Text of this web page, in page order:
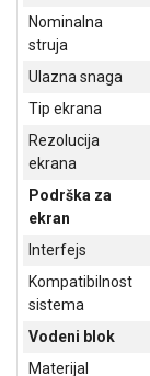
KABLOVI I
ADAPTERI
KANCELARIJSKI
MATERIJAL
SVE
KUĆU
ŠKOLSKI
BICIKLE
Nominalna
struja
Ulazna snaga
Tip ekrana
Rezolucija
ekrana
Podrška za
ekran
Interfejs
Kompatibilnost
sistema
Vodeni blok
Materijal